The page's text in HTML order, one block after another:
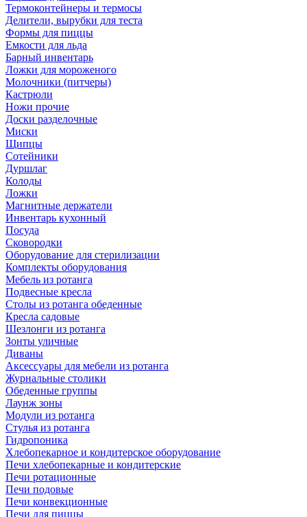
Термоконтейнеры и термосы
Делители, вырубки для теста
Формы для пиццы
Емкости для льда
Барный инвентарь
Ложки для мороженого
Молочники (питчеры)
Кастрюли
Ножи прочие
Доски разделочные
Миски
Щипцы
Сотейники
Дуршлаг
Колоды
Ложки
Магнитные держатели
Инвентарь кухонный
Посуда
Сковородки
Оборудование для стерилизации
Комплекты оборудования
Мебель из ротанга
Подвесные кресла
Столы из ротанга обеденные
Кресла садовые
Шезлонги из ротанга
Зонты уличные
Диваны
Аксессуары для мебели из ротанга
Журнальные столики
Обеденные группы
Лаунж зоны
Модули из ротанга
Стулья из ротанга
Гидропоника
Хлебопекарное и кондитерское оборудование
Печи хлебопекарные и кондитерские
Печи ротационные
Печи подовые
Печи конвекционные
Печи для пиццы